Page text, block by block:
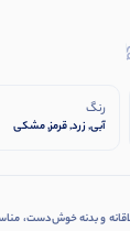
رنگ
آبی, زرد, قرمز, مشکی
و بدنه خوش‌دست،